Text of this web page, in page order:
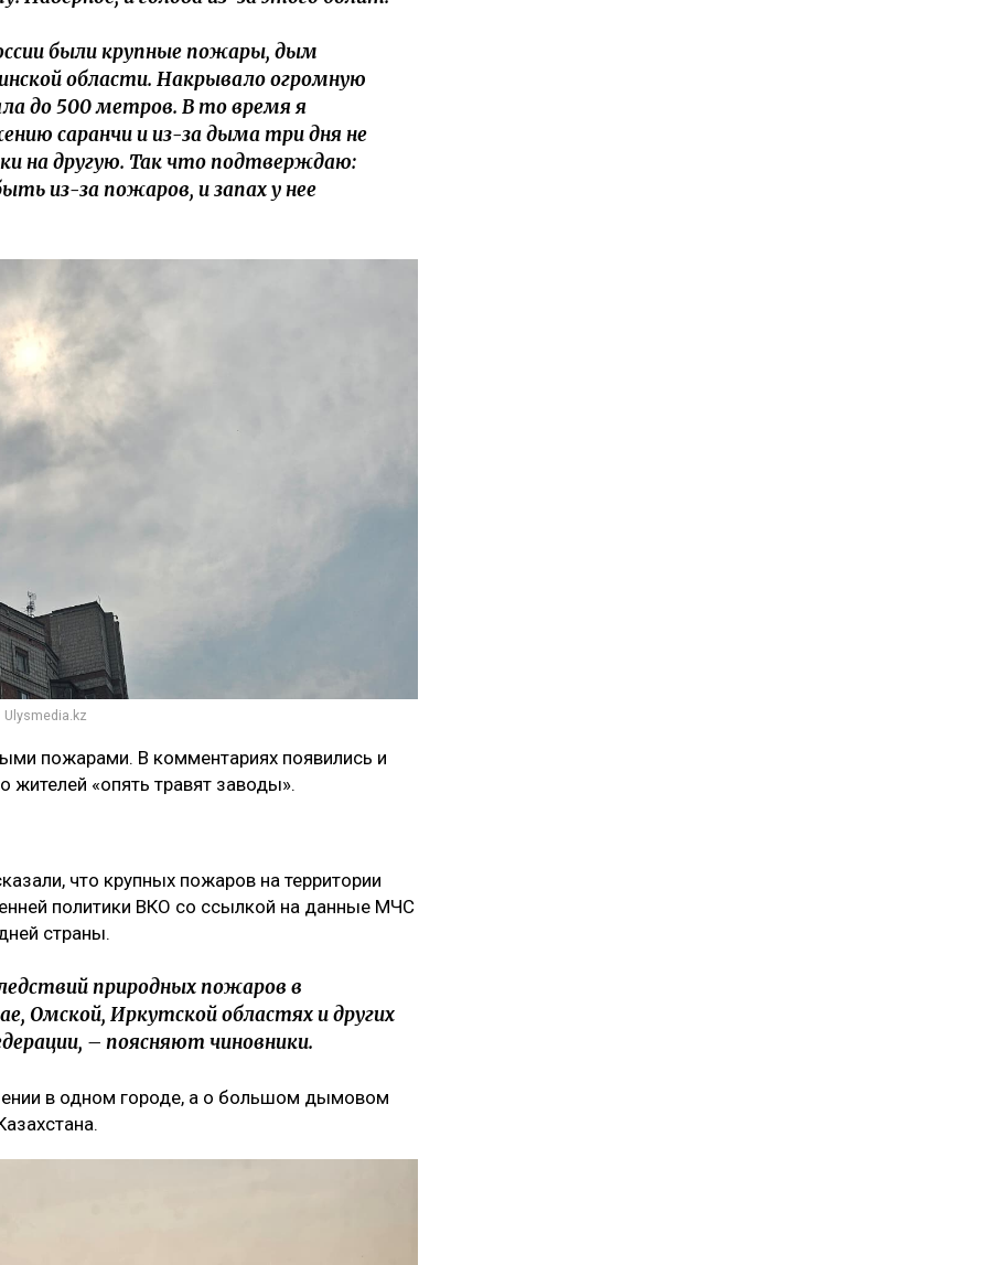
были крупные пожары, дым
области. Накрывало огромную
до 500 метров. В то время я
саранчи и из-за дыма три дня не
на другую. Так что подтверждаю:
из-за пожаров, и запах у нее
пожарами. В комментариях появились и
жителей «опять травят заводы».
что крупных пожаров на территории
политики ВКО со ссылкой на данные МЧС
страны.
природных пожаров в
Омской, Иркутской областях и других
– поясняют чиновники.
в одном городе, а о большом дымовом